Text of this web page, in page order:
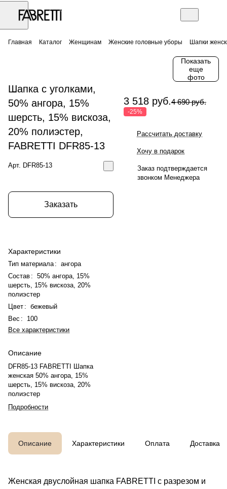
Главная Каталог Женщинам Женские головные уборы Шапки
Показать
еще
фото
Шапка с уголками,
50% ангора, 15%
шерсть, 15% вискоза,
20% полиэстер,
FABRETTI DFR85-13
Арт. DFR85-13
Заказать
Характеристики
Тип материала : ангора
Состав : 50% ангора, 15%
шерсть, 15% вискоза, 20%
полиэстер
Цвет : бежевый
Вес :
100
Все характеристики
Описание
DFR85-13 FABRETTI Шапка
женская 50% ангора, 15%
шерсть, 15% вискоза, 20%
полиэстер
Подробности
3 518 руб.4 690 руб.
-25%
Рассчитать доставку
Хочу в подарок
Заказ подтверждается
звонком Менеджера
Описание Характеристики Оплата Доставка
Женская двуслойная шапка FABRETTI с разрезом и